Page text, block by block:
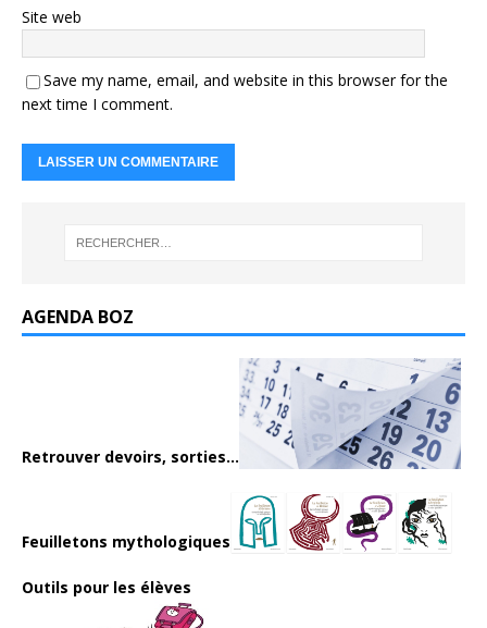
Site web
Save my name, email, and website in this browser for the
next time I comment.
AGENDA BOZ
Retrouver devoirs, sorties...
Feuilletons mythologiques
Outils pour les élèves